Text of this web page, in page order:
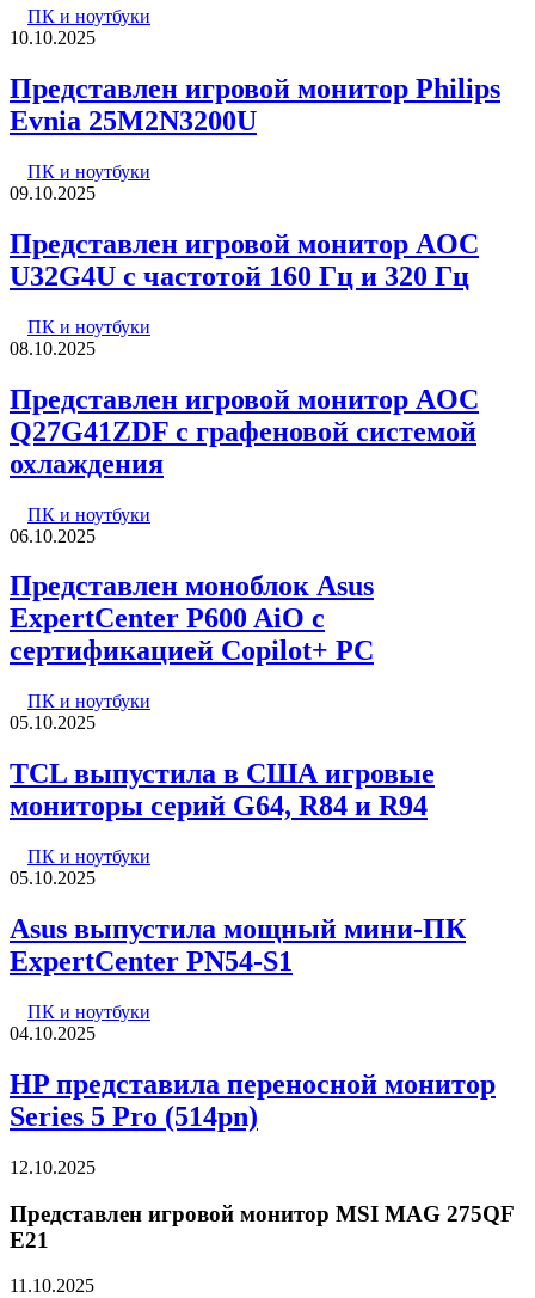
ПК и ноутбуки
10.10.2025
Представлен игровой монитор Philips
Evnia 25M2N3200U
ПК и ноутбуки
09.10.2025
Представлен игровой монитор AOC
U32G4U с частотой 160 Гц и 320 Гц
ПК и ноутбуки
08.10.2025
Представлен игровой монитор AOC
Q27G41ZDF с графеновой системой
охлаждения
ПК и ноутбуки
06.10.2025
Представлен моноблок Asus
ExpertCenter P600 AiO с
сертификацией Copilot+ PC
ПК и ноутбуки
05.10.2025
TCL выпустила в США игровые
мониторы серий G64, R84 и R94
ПК и ноутбуки
05.10.2025
Asus выпустила мощный мини-ПК
ExpertCenter PN54-S1
ПК и ноутбуки
04.10.2025
HP представила переносной монитор
Series 5 Pro (514pn)
12.10.2025
Представлен игровой монитор MSI MAG 275QF
E21
11.10.2025